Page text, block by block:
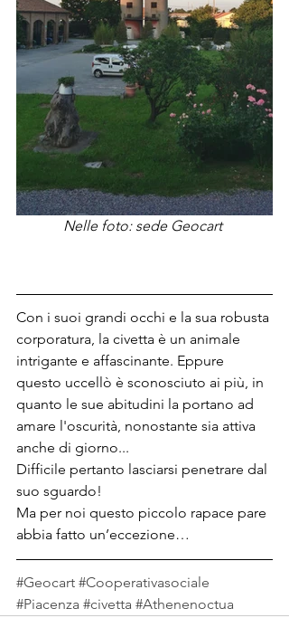
Nelle foto: sede Geocart
Con i suoi grandi occhi e la sua robusta
corporatura, la civetta è un animale
intrigante e affascinante. Eppure
questo uccellò è sconosciuto ai più, in
quanto le sue abitudini la portano ad
amare l'oscurità, nonostante sia attiva
anche di giorno...
Difficile pertanto lasciarsi penetrare dal
suo sguardo!
Ma per noi questo piccolo rapace pare
abbia fatto un’eccezione…
#Geocart #Cooperativasociale
#Piacenza #civetta #Athenenoctua